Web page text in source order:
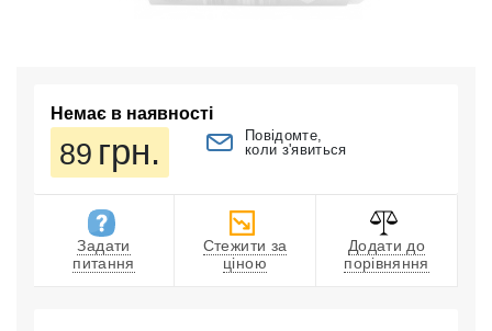
Немає в наявності
89 грн.
Повідомте,
коли з'явиться
Задати
питання
Стежити за
ціною
Додати до
порівняння